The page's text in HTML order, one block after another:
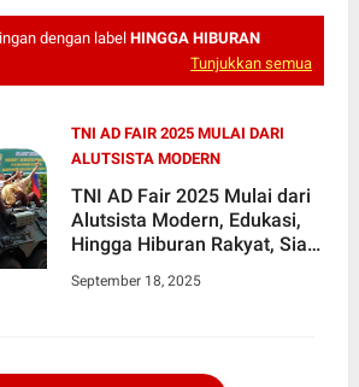
dengan label HINGGA HIBURAN
Tunjukkan semua
TNI AD FAIR 2025 MULAI DARI
ALUTSISTA MODERN
TNI AD Fair 2025 Mulai dari
Alutsista Modern, Edukasi,
Hingga Hiburan Rakyat, Siap
Silang Monas
September 18, 2025